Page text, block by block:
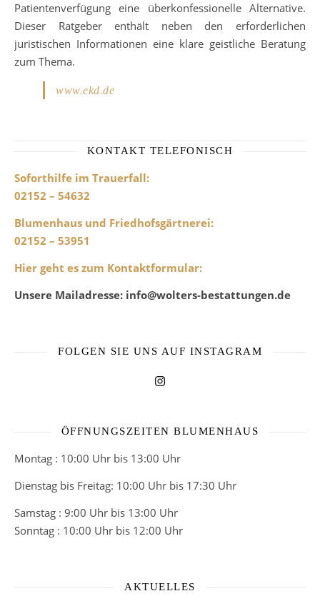
Patientenverfügung eine überkonfessionelle Alternative.
Dieser Ratgeber enthält neben den erforderlichen
juristischen Informationen eine klare geistliche Beratung
zum Thema.
www.ekd.de
KONTAKT TELEFONISCH
Soforthilfe im Trauerfall:
02152 – 54632
Blumenhaus und Friedhofsgärtnerei:
02152 – 53951
Hier geht es zum Kontaktformular:
Unsere Mailadresse: info@wolters-bestattungen.de
FOLGEN SIE UNS AUF INSTAGRAM
ÖFFNUNGSZEITEN BLUMENHAUS
Montag : 10:00 Uhr bis 13:00 Uhr
Dienstag bis Freitag: 10:00 Uhr bis 17:30 Uhr
Samstag : 9:00 Uhr bis 13:00 Uhr
Sonntag : 10:00 Uhr bis 12:00 Uhr
AKTUELLES